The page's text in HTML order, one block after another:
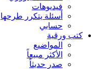
فيديوهات
أسئلة يتكرر طرحها
حسابي
كتب ورقية
المواضيع
الأكثر مبيعاً
صدر حديثاً